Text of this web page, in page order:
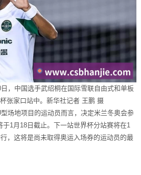
，中国选手武绍桐在国际雪联自由式和单板
张家口站中。新华社记者 王鹏 摄
场地项目的运动员而言，决定米兰冬奥会参
1月18日截止。下一站世界杯分站赛将在1
，这将是尚未取得奥运入场券的运动员的最